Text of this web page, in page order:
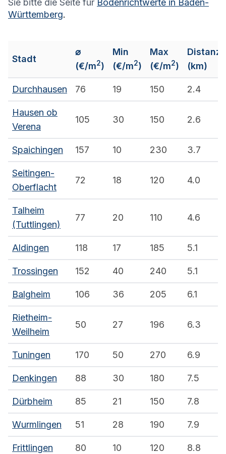
Sie bitte die Seite für Bodenrichtwerte in Baden-
Württemberg.
Stadt
⌀
(€/m2)
Min
(€/m2)
Max
(€/m2)
Distanz
(km)
Durchhausen 76 19 150 2.4
Hausen ob
Verena
105 30 150 2.6
Spaichingen 157 10 230 3.7
Seitingen-
Oberflacht
72 18 120 4.0
Talheim
(Tuttlingen)
77 20 110 4.6
Aldingen 118 17 185 5.1
Trossingen 152 40 240 5.1
Balgheim 106 36 205 6.1
Rietheim-
Weilheim
50 27 196 6.3
Tuningen 170 50 270 6.9
Denkingen 88 30 180 7.5
Dürbheim 85 21 150 7.8
Wurmlingen 51 28 190 7.9
Frittlingen 80 10 120 8.8